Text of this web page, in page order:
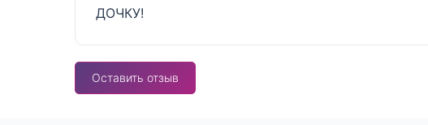
ДОЧКУ!
Оставить отзыв